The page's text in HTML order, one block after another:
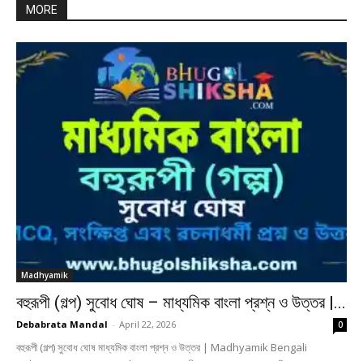
MORE
Madhyamik
বহুরূপী (গল্প) সুবোধ ঘোষ – মাধ্যমিক বাংলা প্রশ্ন ও উত্তর |...
Debabrata Mandal - April 22, 2026 0
বহুরূপী (গল্প) সুবোধ ঘোষ মাধ্যমিক বাংলা প্রশ্ন ও উত্তর | Madhyamik Bengali